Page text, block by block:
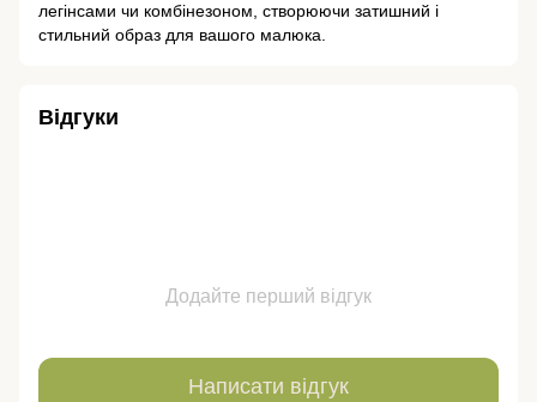
легінсами чи комбінезоном, створюючи затишний і
стильний образ для вашого малюка.
Відгуки
Додайте перший відгук
Написати відгук